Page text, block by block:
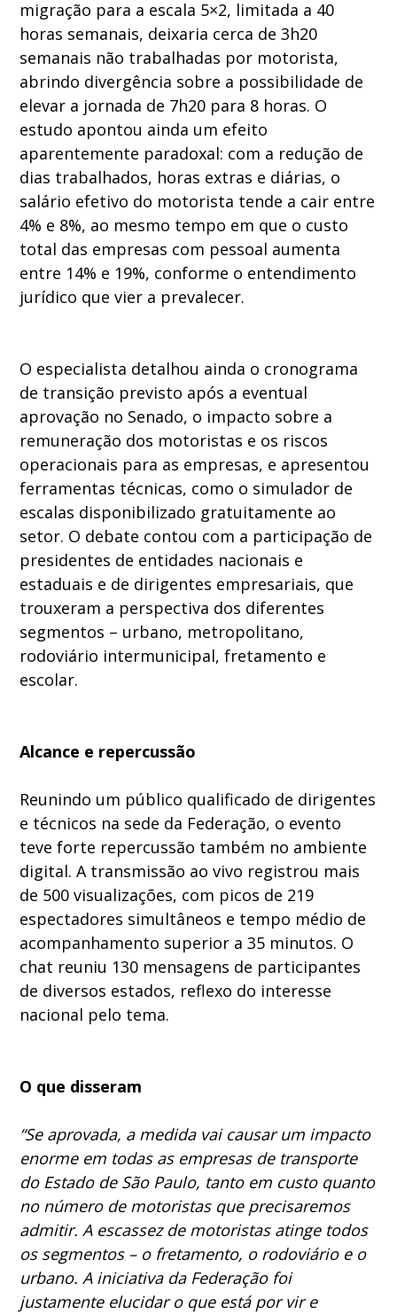
migração para a escala 5×2, limitada a 40
horas semanais, deixaria cerca de 3h20
semanais não trabalhadas por motorista,
abrindo divergência sobre a possibilidade de
elevar a jornada de 7h20 para 8 horas. O
estudo apontou ainda um efeito
aparentemente paradoxal: com a redução de
dias trabalhados, horas extras e diárias, o
salário efetivo do motorista tende a cair entre
4% e 8%, ao mesmo tempo em que o custo
total das empresas com pessoal aumenta
entre 14% e 19%, conforme o entendimento
jurídico que vier a prevalecer.
O especialista detalhou ainda o cronograma
de transição previsto após a eventual
aprovação no Senado, o impacto sobre a
remuneração dos motoristas e os riscos
operacionais para as empresas, e apresentou
ferramentas técnicas, como o simulador de
escalas disponibilizado gratuitamente ao
setor. O debate contou com a participação de
presidentes de entidades nacionais e
estaduais e de dirigentes empresariais, que
trouxeram a perspectiva dos diferentes
segmentos – urbano, metropolitano,
rodoviário intermunicipal, fretamento e
escolar.
Alcance e repercussão
Reunindo um público qualificado de dirigentes
e técnicos na sede da Federação, o evento
teve forte repercussão também no ambiente
digital. A transmissão ao vivo registrou mais
de 500 visualizações, com picos de 219
espectadores simultâneos e tempo médio de
acompanhamento superior a 35 minutos. O
chat reuniu 130 mensagens de participantes
de diversos estados, reflexo do interesse
nacional pelo tema.
O que disseram
“Se aprovada, a medida vai causar um impacto
enorme em todas as empresas de transporte
do Estado de São Paulo, tanto em custo quanto
no número de motoristas que precisaremos
admitir. A escassez de motoristas atinge todos
os segmentos – o fretamento, o rodoviário e o
urbano. A iniciativa da Federação foi
justamente elucidar o que está por vir e